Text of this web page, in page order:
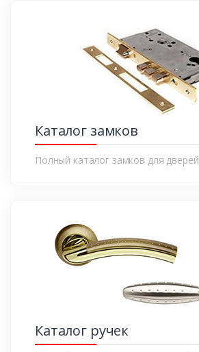
Каталог замков
Полный каталог замков для дверей
Каталог ручек